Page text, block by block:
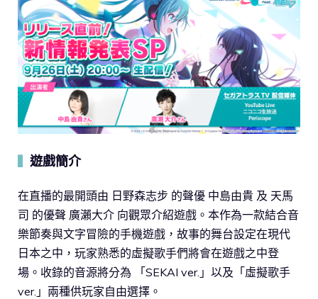
遊戲簡介
在直播的最開頭由 日野森志步 的聲優 中島由貴 及 天馬
司 的優聲 廣瀨大介 向觀眾介紹遊戲。本作為一款結合音
樂節奏與文字冒險的手機遊戲，故事的舞台設定在現代
日本之中，玩家熟悉的虛擬歌手們將會在遊戲之中登
場。收錄的音源將分為 「SEKAI ver.」以及「虛擬歌手
ver.」兩種供玩家自由選擇。